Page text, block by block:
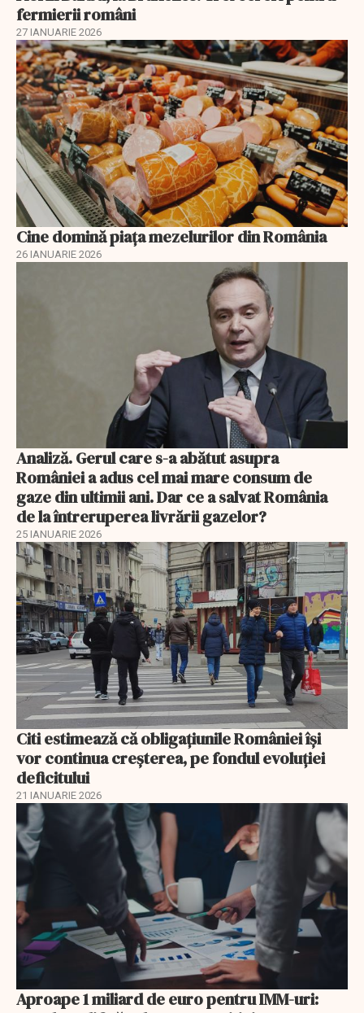
fermierii români
27 IANUARIE 2026
Cine domină piața mezelurilor din România
26 IANUARIE 2026
Analiză. Gerul care s-a abătut asupra
României a adus cel mai mare consum de
gaze din ultimii ani. Dar ce a salvat România
de la întreruperea livrării gazelor?
25 IANUARIE 2026
Citi estimează că obligațiunile României își
vor continua creșterea, pe fondul evoluției
deficitului
21 IANUARIE 2026
Aproape 1 miliard de euro pentru IMM-uri: